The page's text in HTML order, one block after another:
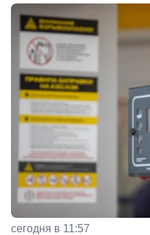
сегодня в 11:57